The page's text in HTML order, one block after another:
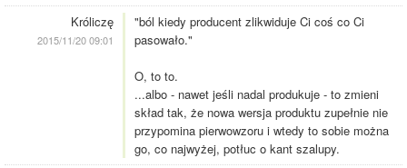
Króliczę
2015/11/20 09:01
"ból kiedy producent zlikwiduje Ci coś co Ci
pasowało."
O, to to.
...albo - nawet jeśli nadal produkuje - to zmieni
skład tak, że nowa wersja produktu zupełnie nie
przypomina pierwowzoru i wtedy to sobie można
go, co najwyżej, potłuc o kant szalupy.